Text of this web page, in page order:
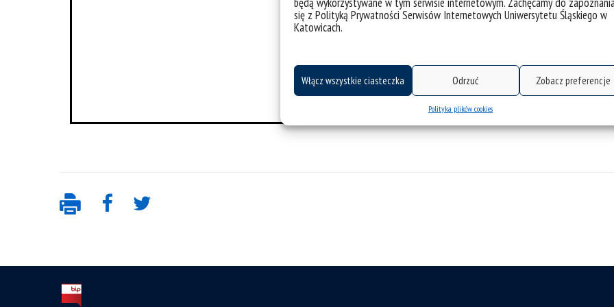
się z Polityką Prywatności Serwisów Internetowych Uniwersytetu Śląskiego w
Katowicach.
Włącz wszystkie ciasteczka Odrzuć Zobacz preferencje
Polityka plików cookies
Dziekan,
Wydziału Prawa i Administracji UŚ